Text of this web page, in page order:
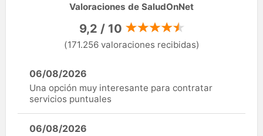
Valoraciones de SaludOnNet
9,2 / 10
(171.256 valoraciones recibidas)
06/08/2026
Una opción muy interesante para contratar
servicios puntuales
06/08/2026